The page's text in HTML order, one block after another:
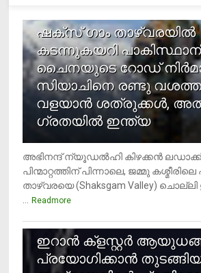
ഷക്സ് ​ഗാം താഴ്‌വരയിൽ
കടന്നുകയറി
ചൈനയുടെ റോഡ്
സിയാചിനെ രണ്ടു
വളയാൻ ശത്രുക്കൾ,
ഗ്രതയിൽ ഇന്ത്യ
അഭിനന്ദ് ന്യൂഡൽഹി കിഴക്കൻ
പിന്മാറ്റത്തിന് പിന്നാലെ, ജമ്മു
താഴ്‌വരയെ (Shaksgam Valley)
... Readmore
ഇറാന്‍ ക്‌ളസ്റ്റര്‍
പ്രയോഗിക്കാന്‍